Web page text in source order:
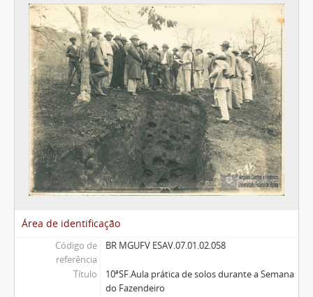
Área de identificação
Código de
referência
BR MGUFV ESAV.07.01.02.058
Título
10ªSF.Aula prática de solos durante a Semana
do Fazendeiro